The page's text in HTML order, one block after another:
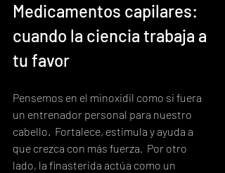
Medicamentos capilares:
cuando la ciencia trabaja a
tu favor
Pensemos en el minoxidil como si fuera
un entrenador personal para nuestro
cabello.  Fortalece, estimula y ayuda a
que crezca con más fuerza.  Por otro
lado, la finasterida actúa como un